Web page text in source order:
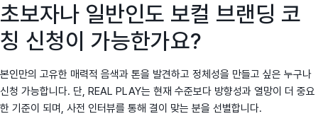
초보자나 일반인도 보컬 브랜딩 코
칭 신청이 가능한가요?
본인만의 고유한 매력적 음색과 톤을 발견하고 정체성을 만들고 싶은 누구나
신청 가능합니다. 단, REAL PLAY는 현재 수준보다 방향성과 열망이 더 중요
한 기준이 되며, 사전 인터뷰를 통해 결이 맞는 분을 선별합니다.